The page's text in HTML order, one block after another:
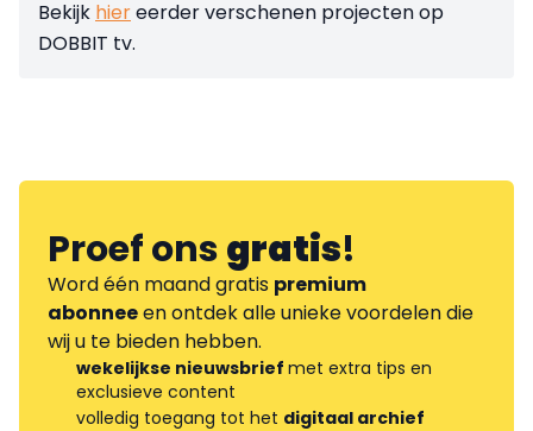
Bekijk hiereerder verschenen projecten op
DOBBIT tv.
Proef onsgratis!
Word één maand gratis premium
abonneeen ontdek alle unieke voordelen die
wij u te bieden hebben.
wekelijkse nieuwsbrief met extra tips en
exclusieve content
volledig toegang tot het digitaal archief